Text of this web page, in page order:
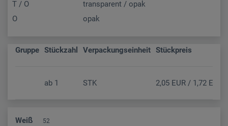
T / O
transparent / opak
O
opak
Gruppe Stückzahl Verpackungseinheit Stückpreis
ab 1 STK 2,05 EUR / 1,72 EUR
Weiß 52